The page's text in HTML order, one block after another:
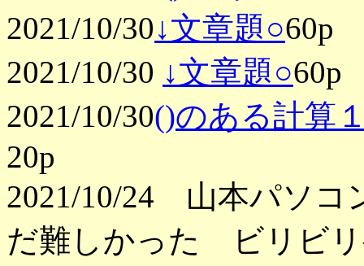
2021/10/30↓文章題○60p
2021/10/30 ↓文章題○60p
2021/10/30()のある計算
20p
2021/10/24 山本パソ
だ難しかった ビリビ